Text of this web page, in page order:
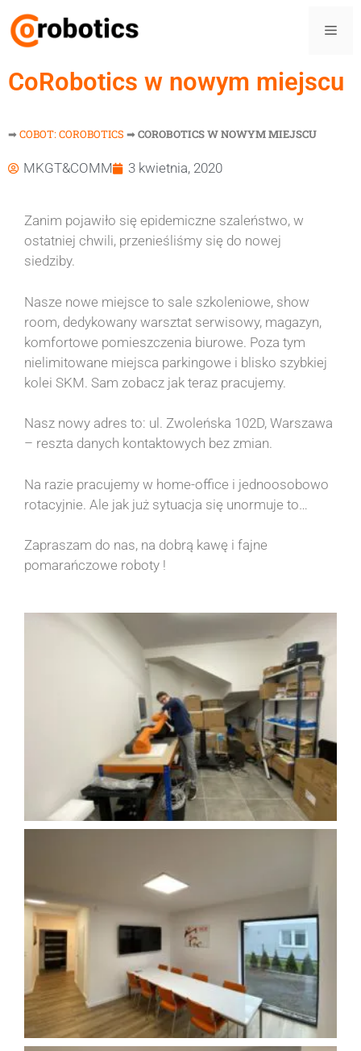
CoRobotics w nowym miejscu
➡COBOT: COROBOTICS ➡COROBOTICS W NOWYM MIEJSCU
MKGT&COMM 3 kwietnia, 2020
Zanim pojawiło się epidemiczne szaleństwo, w
ostatniej chwili, przenieśliśmy się do nowej
siedziby.
Nasze nowe miejsce to sale szkoleniowe, show
room, dedykowany warsztat serwisowy, magazyn,
komfortowe pomieszczenia biurowe. Poza tym
nielimitowane miejsca parkingowe i blisko szybkiej
kolei SKM. Sam zobacz jak teraz pracujemy.
Nasz nowy adres to: ul. Zwoleńska 102D, Warszawa
– reszta danych kontaktowych bez zmian.
Na razie pracujemy w home-office i jednoosobowo
rotacyjnie. Ale jak już sytuacja się unormuje to…
Zapraszam do nas, na dobrą kawę i fajne
pomarańczowe roboty !